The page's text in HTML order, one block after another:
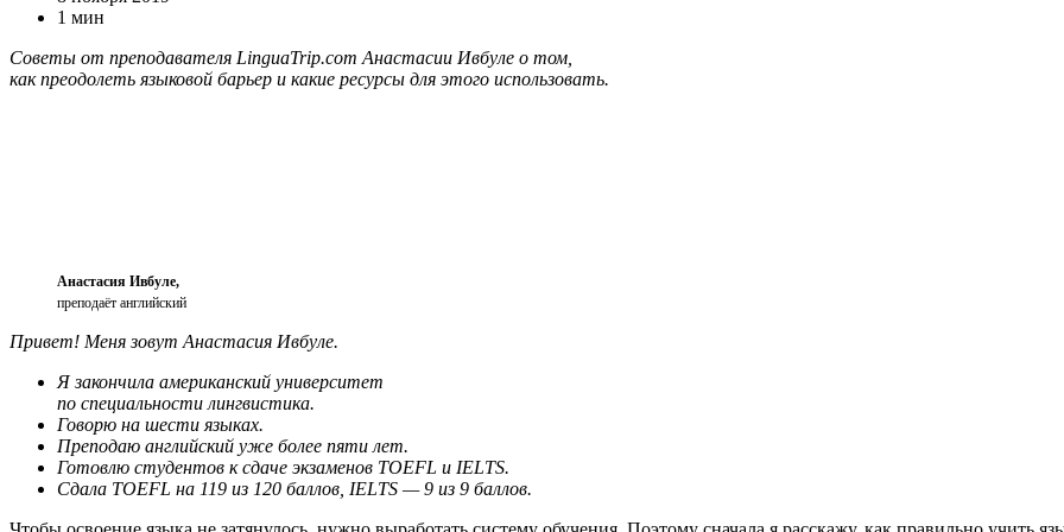
1 мин
Советы от преподавателя LinguaTrip.com Анастасии Ивбуле о том,
как преодолеть языковой барьер и какие ресурсы для этого использовать.
Анастасия Ивбуле,
преподаёт английский
Привет! Меня зовут Анастасия Ивбуле.
Я закончила американский университет
по специальности лингвистика.
Говорю на шести языках.
Преподаю английский уже более пяти лет.
Готовлю студентов к сдаче экзаменов TOEFL и IELTS.
Сдала TOEFL на 119 из 120 баллов, IELTS — 9 из 9 баллов.